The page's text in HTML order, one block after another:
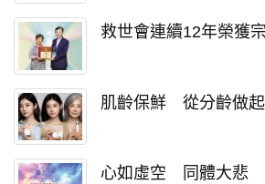
救世會連續12年榮獲
肌齡保鮮 從分齡做起
心如虛空 同體大悲